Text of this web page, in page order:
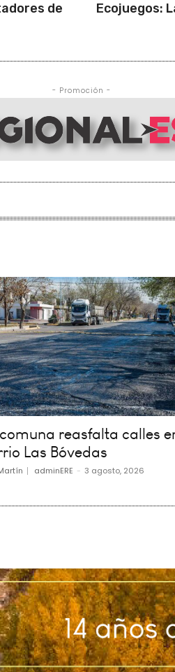
de
Ecojuegos:
- Promoción -
reasfalta calles
Las Bóvedas
adminERE - 3 agosto, 2026